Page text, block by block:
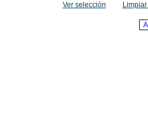
Ver selección